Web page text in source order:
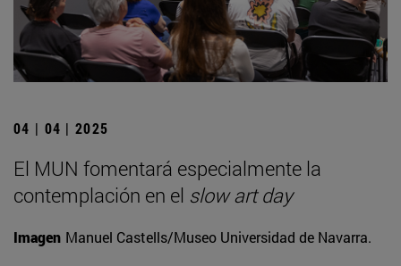
04 | 04 | 2025
El MUN fomentará especialmente la
contemplación en el slow art day
Imagen Manuel Castells/Museo Universidad de Navarra.